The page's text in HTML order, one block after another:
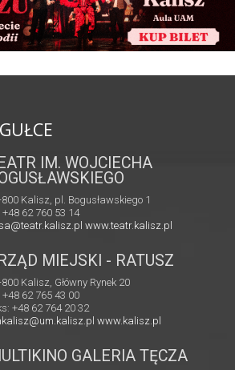
IM. WOJCIECHA
800 Kalisz, pl. Bogusławskiego 1
+48 62 760 53 14
www.teatr.kalisz.pl
MIEJSKI - RATUSZ
Kalisz, Główny Rynek 20
+48 62 765 43 00
+48 62 764 20 32
www.kalisz.pl
GALERIA TĘCZA